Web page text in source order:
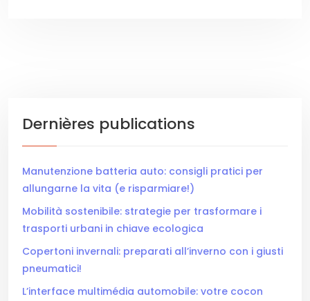
Dernières publications
Manutenzione batteria auto: consigli pratici per
allungarne la vita (e risparmiare!)
Mobilità sostenibile: strategie per trasformare i
trasporti urbani in chiave ecologica
Copertoni invernali: preparati all’inverno con i giusti
pneumatici!
L’interface multimédia automobile: votre cocon